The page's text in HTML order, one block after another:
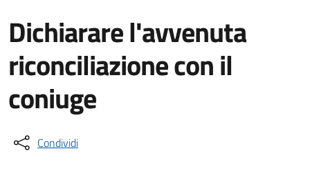
Dichiarare l'avvenuta
riconciliazione con il
coniuge
Condividi